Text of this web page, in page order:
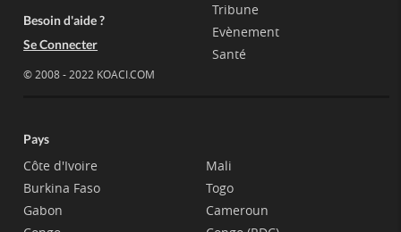
Besoin d'aide ?
Se Connecter
© 2008 - 2022 KOACI.COM
Tribune
Evènement
Santé
Pays
Côte d'Ivoire
Burkina Faso
Gabon
Mali
Togo
Cameroun